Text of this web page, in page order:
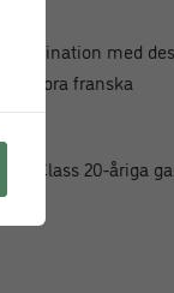
med
stora franska
20-åriga